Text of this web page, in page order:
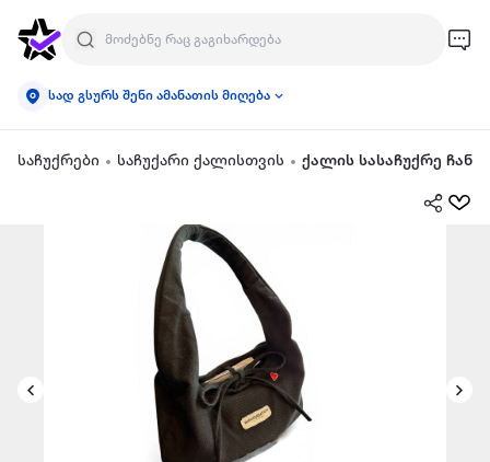
სად გსურს შენი ამანათის მიღება
საჩუქრები საჩუქარი ქალისთვის ქალის სასაჩუქრე